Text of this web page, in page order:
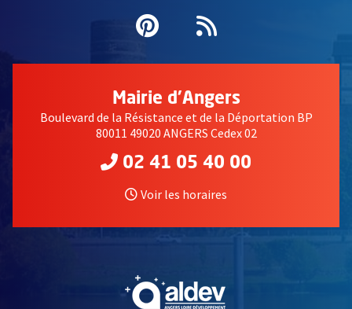
Pinterest
, Ouvre une
Flux RSS
Mairie d'Angers
Boulevard de la Résistance et de la Déportation BP
80011 49020 ANGERS Cedex 02
02 41 05 40 00
Voir les horaires